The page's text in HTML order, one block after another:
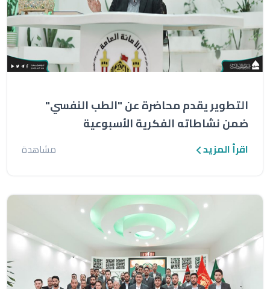
التطوير يقدم محاضرة عن "الطب النفسي"
ضمن نشاطاته الفكرية الأسبوعية
اقرأ المزيد مشاهدة